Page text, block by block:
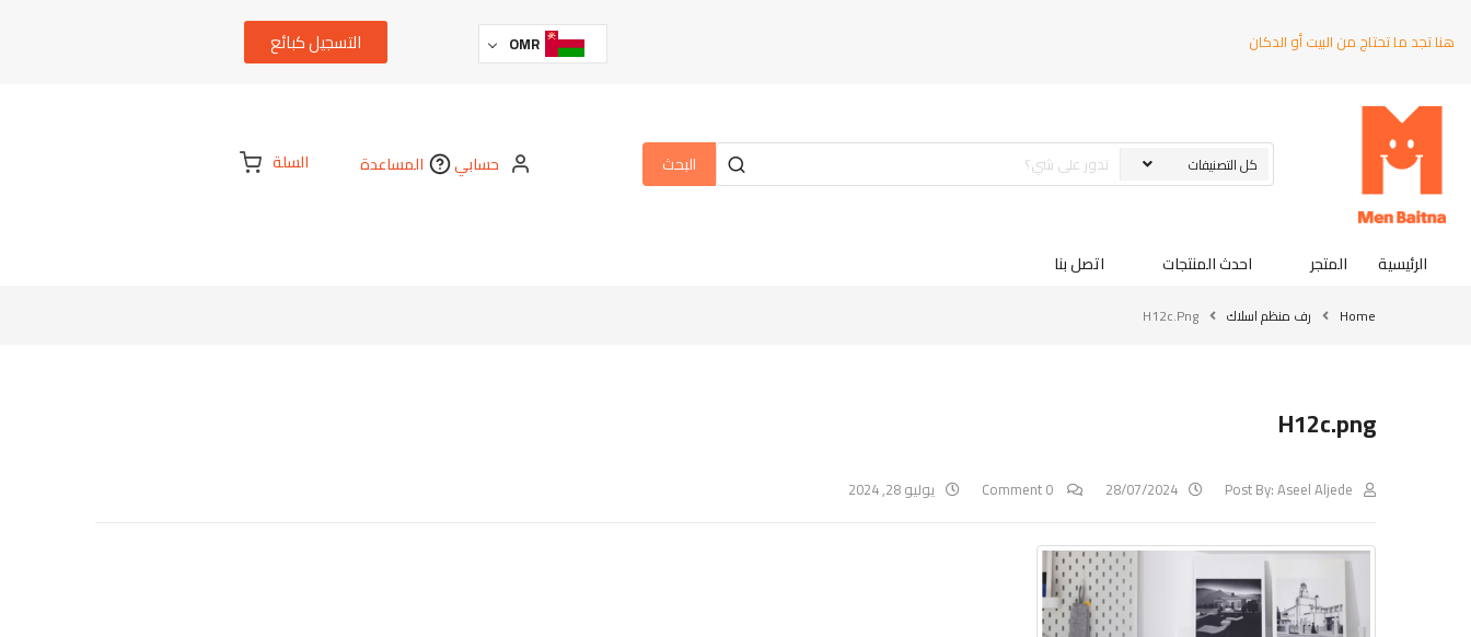
هنا تجد ما تحتاج من البيت أو الدكان OMR التسجيل كبائع
البحث حسابي المساعدة السلة
الرئيسية المتجر احدث المنتجات اتصل بنا
Home رف منظم اسلاك H12c.png
H12c.png
Post By:Aseel Aljede
28/07/2024 يوليو 28, 2024